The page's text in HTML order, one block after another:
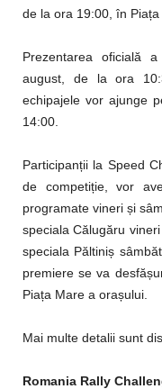
de la ora 19:00, în Piața
Prezentarea oficială
august, de la ora
echipajele vor ajunge
14:00.
Participanții la Speed
de competiție, vor
programate vineri și
speciala Călugăru
speciala Păltiniș
premiere se va
Piața Mare a orașului.
Mai multe detalii sunt
Romania Rally